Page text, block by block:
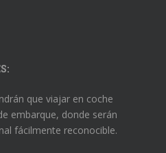
que viajar en coche
embarque, donde serán
fácilmente reconocible.